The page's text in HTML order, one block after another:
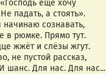
ещё хочу
падать, а стоять».
сознавать,
в рюмке. Прямо тут.
жжёт и слёзы жгут.
не пустой рассказ,
шанс. Для нас. Для нас...